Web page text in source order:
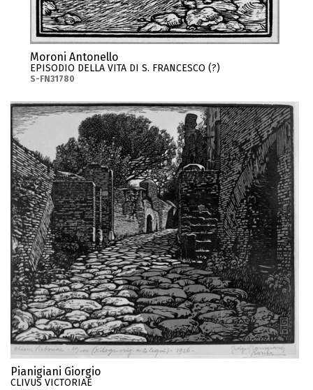
Moroni Antonello
EPISODIO DELLA VITA DI S. FRANCESCO (?)
S-FN31780
Pianigiani Giorgio
CLIVUS VICTORIAE